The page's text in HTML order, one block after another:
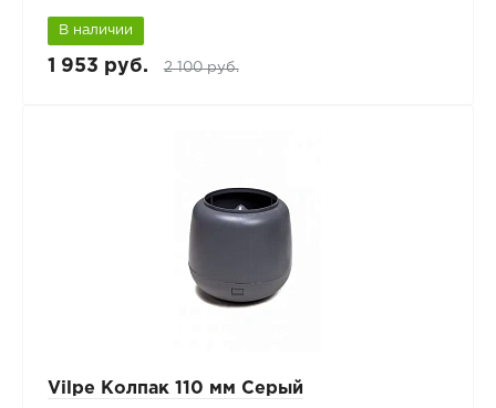
В наличии
1 953 руб. 2 100 руб.
Vilpe Колпак 110 мм Серый